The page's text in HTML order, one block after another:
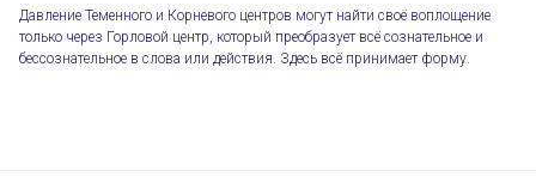
Давление Теменного и Корневого центров могут найти своё воплощение
только через Горловой центр, который преобразует всё сознательное и
бессознательное в слова или действия. Здесь всё принимает форму.